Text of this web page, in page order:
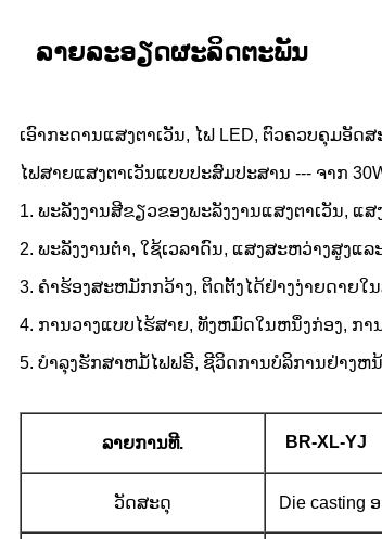
ລາຍລະອຽດຜະລິດຕະພັນ
ເອົາກະດານແສງຕາເວັນ, ໄຟ LED, ຕົວຄວບຄຸມອັ
ໄຟສາຍແສງຕາເວັນແບບປະສົມປະສານ --- ຈາກ
1. ພະລັງງານສີຂຽວຂອງພະລັງງານແສງຕາເວັນ, ແ
2. ພະລັງງານຕ່ໍາ, ໃຊ້ເວລາດົນ, ແສງສະຫວ່າງສູງແ
3. ຄໍາຮ້ອງສະຫມັກກວ້າງ, ຕິດຕັ້ງໄດ້ຢ່າງງ່າຍດາຍ
4. ການວາງແບບໄຮ້ສາຍ, ທັງຫມົດໃນຫນຶ່ງກ່ອງ, ກາ
5. ບໍາລຸງຮັກສາຫມໍ້ໄຟຟຣີ, ຊີວິດການບໍລິການຢ່າງຫ
ລາຍ​ການ​ທີ. BR-XL-YJ
ວັດສະດຸ Die casting